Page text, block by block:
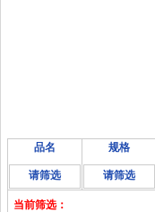
品名
请筛选
规格
请筛选
当前筛选：